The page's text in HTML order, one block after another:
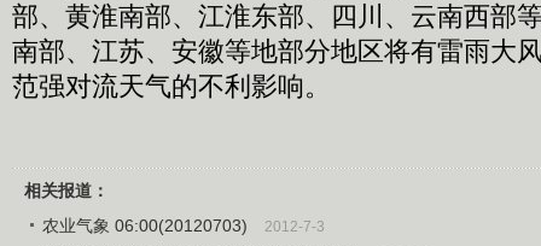
部、黄淮南部、江淮东部、四川、云南西部
南部、江苏、安徽等地部分地区将有雷雨大
范强对流天气的不利影响。
相关报道：
农业气象 06:00(20120703)
2012-7-3